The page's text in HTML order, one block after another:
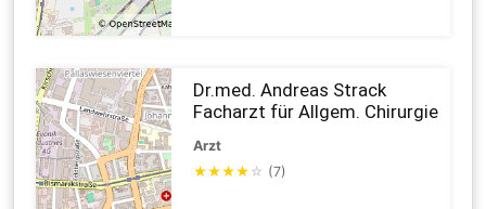
Dr.med. Andreas Strack
Facharzt für Allgem. Chirurgie
Arzt
★★★★ ☆ (7)